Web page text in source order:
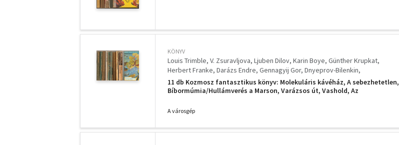
KÖNYV
Louis Trimble V. Zsuravljova Ljuben Dilov Karin Boye Günther Krupkat
Herbert Franke Darázs Endre Gennagyij Gor Dnyeprov-Bilenkin
Szentmihályi Szabó Péter Ilia Varsavszkij
11 db Kozmosz fantasztikus könyv: Molekuláris kávéház, A sebezhetetlen,
Bíbormúmia/Hullámverés a Marson, Varázsos út, Vashold, Az
súlya, Hóhíd a szakadék fölött/Alfa és Omega,
A városgép